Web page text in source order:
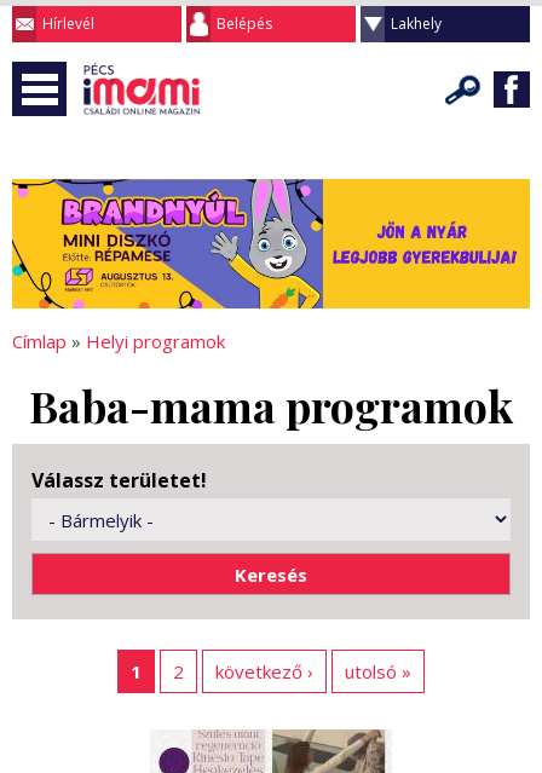
Hírlevél Belépés Lakhely
Címlap » Helyi programok
Baba-mama programok
Válassz területet!
1 2 következő › utolsó »